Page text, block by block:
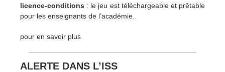
licence-conditions : le jeu est téléchargeable et prêtable
pour les enseignants de l’académie.
pour en savoir plus
ALERTE DANS L’ISS